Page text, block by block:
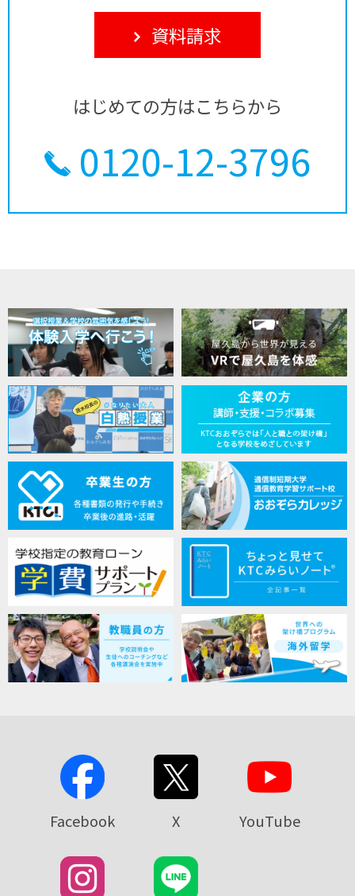
資料請求
はじめての方はこちらから
0120-12-3796
Facebook X YouTube